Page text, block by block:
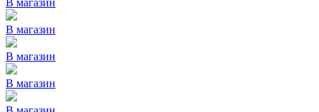
В магазин
В магазин
В магазин